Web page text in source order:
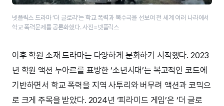
넷플릭스 드라마 ‘더 글로리’는 학교 폭력과 복수극을 선보여 전 세계 여러 나라에서
학교 폭력문제를 공론화했다. 사진=넷플릭스
이후 학원 소재 드라마는 다양하게 분화하기 시작했다. 2023
년 학원 액션 누아르를 표방한 ‘소년시대’는 복고적인 코드에
기반하면서 학교 폭력을 지역 사투리와 버무려 액션과 코믹으
로 크게 주목을 받았다. 2024년 ‘피라미드 게임’은 ‘더 글로